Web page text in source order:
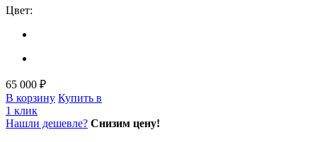
Цвет:
65 000 ₽
В корзину Купить в
1 клик
Нашли дешевле? Снизим цену!